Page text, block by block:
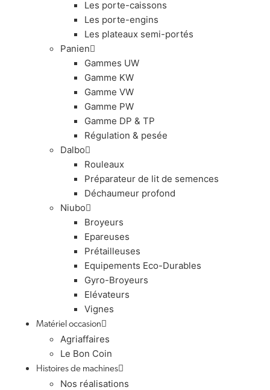
Les porte-caissons
Les porte-engins
Les plateaux semi-portés
Panien
Gammes UW
Gamme KW
Gamme VW
Gamme PW
Gamme DP & TP
Régulation & pesée
Dalbo
Rouleaux
Préparateur de lit de semences
Déchaumeur profond
Niubo
Broyeurs
Epareuses
Prétailleuses
Equipements Eco-Durables
Gyro-Broyeurs
Elévateurs
Vignes
Matériel occasion
Agriaffaires
Le Bon Coin
Histoires de machines
Nos réalisations